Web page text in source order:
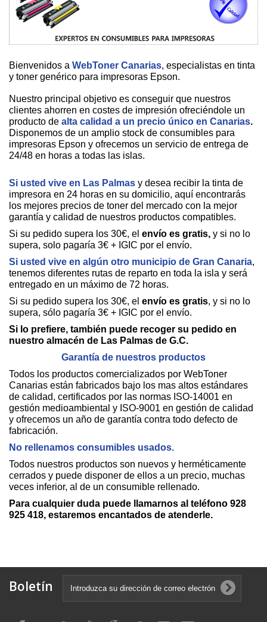
Bienvenidos a WebToner Canarias, especialistas en tinta
y toner genérico para impresoras Epson.
Nuestro principal objetivo es conseguir que nuestros
clientes ahorren en costes de impresión ofreciéndole un
producto de alta calidad a un precio único en Canarias.
Disponemos de un amplio stock de consumibles para
impresoras Epson y ofrecemos un servicio de entrega de
24/48 en horas a todas las islas.
Si usted vive en Las Palmas y desea recibir la tinta de
impresora en 24 horas en su domicilio, aquí encontrarás
los mejores precios de toner del mercado con la mejor
garantía y calidad de nuestros productos compatibles.
Si su pedido supera los 30€, el envío es gratis, y si no lo
supera, solo pagaría 3€ + IGIC por el envío.
Si usted vive en algún otro municipio de Gran Canaria,
tenemos diferentes rutas de reparto en toda la isla y será
entregado en un máximo de 72 horas.
Si su pedido supera los 30€, el envío es gratis, y si no lo
supera, sólo pagaría 3€ + IGIC por el envío.
Si lo prefiere, también puede recoger su pedido en
nuestro almacén de Las Palmas de G.C.
Garantía de nuestros productos
Todos los productos comercializados por WebToner
Canarias están fabricados bajo los mas altos estándares
de calidad, certificados por las normas ISO-14001 en
gestión medioambiental y ISO-9001 en gestión de calidad
y ofrecemos un año de garantía contra todo defecto de
fabricación.
No rellenamos consumibles usados.
Todos nuestros productos son nuevos y herméticamente
cerrados y puede disponer de ellos a un precio, muchas
veces inferior, al de un consumible rellenado.
Para cualquier duda puede llamarnos al teléfono 928
925 418, estaremos encantados de atenderle.
Boletín